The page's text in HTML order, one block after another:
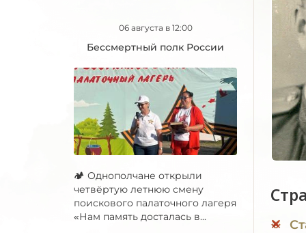
06 августа в 12:00
Бессмертный полк России
🏕 Однополчане открыли
четвёртую летнюю смену
поискового палаточного лагеря
«Нам память досталась в...